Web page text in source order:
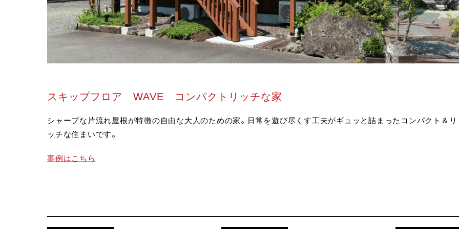
スキップフロア WAVE コンパクトリッチな家
シャープな片流れ屋根が特徴の自由な大人のための家。日常を遊び尽くす工夫がギュッと詰まったコンパクト＆リ
ッチな住まいです。
事例はこちら